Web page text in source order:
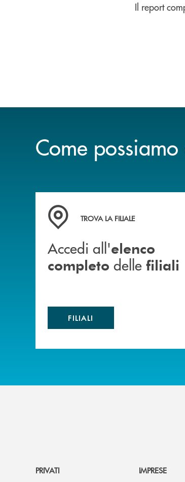
Il report
Come possiamo
Accedi all' elenco completo delle
TROVA LA FILIALE
Accedi all'elenco
completo delle filiali
FILIALI
PRIVATI
IMPRESE